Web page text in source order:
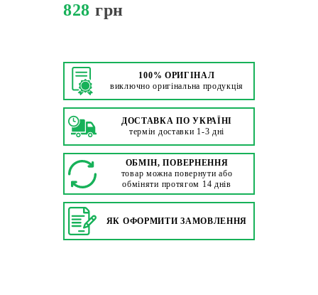
828 грн
100% ОРИГІНАЛ
виключно оригінальна продукція
ДОСТАВКА ПО УКРАЇНІ
термін доставки 1-3 дні
ОБМІН, ПОВЕРНЕННЯ
товар можна повернути або
обміняти протягом 14 днів
ЯК ОФОРМИТИ ЗАМОВЛЕННЯ